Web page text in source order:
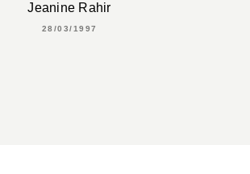
Jeanine Rahir
28/03/1997